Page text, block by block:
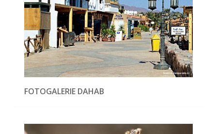
FOTOGALERIE DAHAB